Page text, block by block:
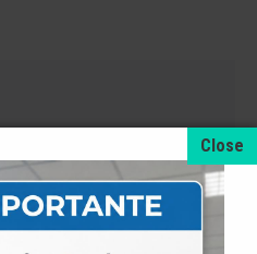
foi prorrogada